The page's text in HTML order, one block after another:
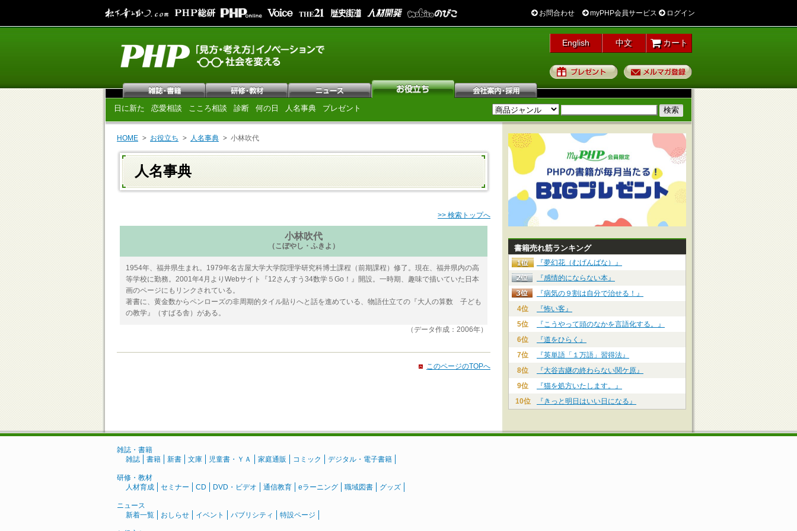
お問合わせ myPHP会員サービス ログイン
English 中文 カート
プレゼント
日に新た 恋愛相談 こころ相談 診断 何の日 人名事典 プレゼント
HOME お役立ち 人名事典 小林吹代
人名事典
>> 検索トップへ
小林吹代
（こぼやし・ふきよ）
1954年、福井県生まれ。1979年名古屋大学大学院理学研究科博士課程（前期課程）修了。現在、福井県内の高
等学校に勤務。2001年4月よりWebサイト『12さんすう34数学５Go！』開設。一時期、趣味で描いていた日本
画のページにもリンクされている。
著書に、黄金数からペンローズの非周期的タイル貼りへと話を進めている、物語仕立ての『大人の算数 子ども
の教学』（すばる舎）がある。
（データ作成：2006年）
このページのTOPへ
書籍売れ筋ランキング
『夢幻花（むげんばな）』
『感情的にならない本』
『病気の９割は自分で治せる！』
4位
『怖い客』
5位
『こうやって頭のなかを言語化する。』
6位
『道をひらく』
7位
『英単語「１万語」習得法』
8位
『大谷吉継の終わらない関ケ原』
9位
『猫を処方いたします。』
10位
『きっと明日はいい日になる』
雑誌・書籍
雑誌
書籍 新書 文庫 児童書・ＹＡ 家庭通販 コミック デジタル・電子書籍
研修・教材
人材育成
セミナー CD DVD・ビデオ 通信教育 eラーニング 職域図書 グッズ
ニュース
新着一覧
おしらせ イベント パブリシティ 特設ページ